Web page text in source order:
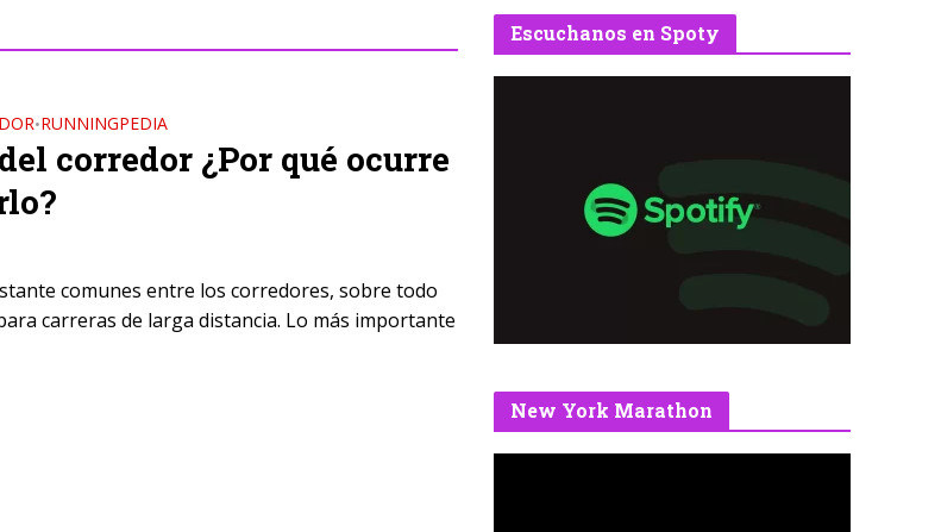
•RUNNINGPEDIA
corredor ¿Por qué ocurre
comunes entre los corredores, sobre todo
carreras de larga distancia. Lo más importante
Escuchanos en Spoty
New York Marathon